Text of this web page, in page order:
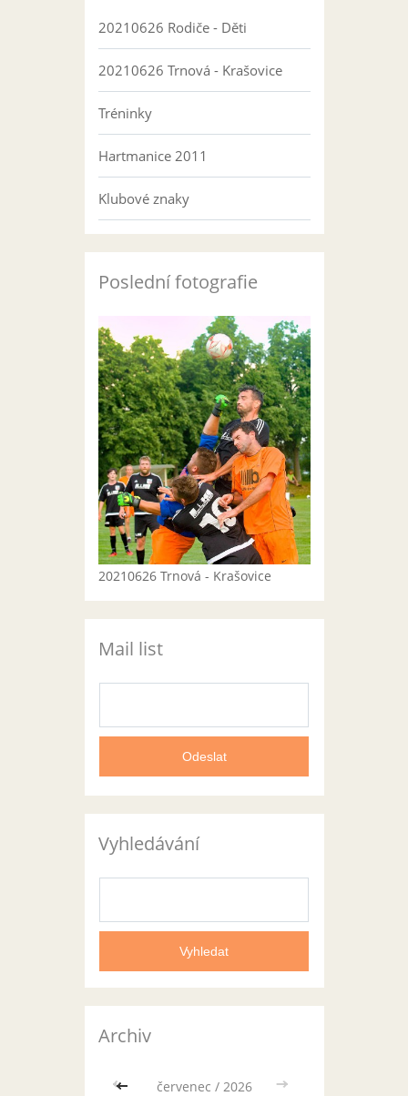
20210626 Rodiče - Děti
20210626 Trnová - Krašovice
Tréninky
Hartmanice 2011
Klubové znaky
Poslední fotografie
20210626 Trnová - Krašovice
Mail list
Vyhledávání
Archiv
<< červenec / 2026 >>